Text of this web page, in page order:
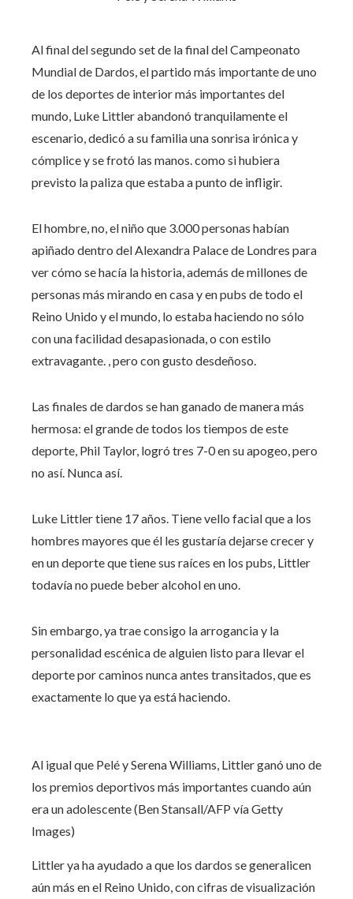
Al final del segundo set de la final del Campeonato
Mundial de Dardos, el partido más importante de uno
de los deportes de interior más importantes del
mundo, Luke Littler abandonó tranquilamente el
escenario, dedicó a su familia una sonrisa irónica y
cómplice y se frotó las manos. como si hubiera
previsto la paliza que estaba a punto de infligir.
El hombre, no, el niño que 3.000 personas habían
apiñado dentro del Alexandra Palace de Londres para
ver cómo se hacía la historia, además de millones de
personas más mirando en casa y en pubs de todo el
Reino Unido y el mundo, lo estaba haciendo no sólo
con una facilidad desapasionada, o con estilo
extravagante. , pero con gusto desdeñoso.
Las finales de dardos se han ganado de manera más
hermosa: el grande de todos los tiempos de este
deporte, Phil Taylor, logró tres 7-0 en su apogeo, pero
no así. Nunca así.
Luke Littler tiene 17 años. Tiene vello facial que a los
hombres mayores que él les gustaría dejarse crecer y
en un deporte que tiene sus raíces en los pubs, Littler
todavía no puede beber alcohol en uno.
Sin embargo, ya trae consigo la arrogancia y la
personalidad escénica de alguien listo para llevar el
deporte por caminos nunca antes transitados, que es
exactamente lo que ya está haciendo.
Al igual que Pelé y Serena Williams, Littler ganó uno de
los premios deportivos más importantes cuando aún
era un adolescente (Ben Stansall/AFP vía Getty
Images)
Littler ya ha ayudado a que los dardos se generalicen
aún más en el Reino Unido, con cifras de visualización